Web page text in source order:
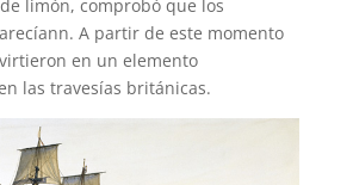
limón, comprobó que los
A partir de este momento
en un elemento
las travesías británicas.